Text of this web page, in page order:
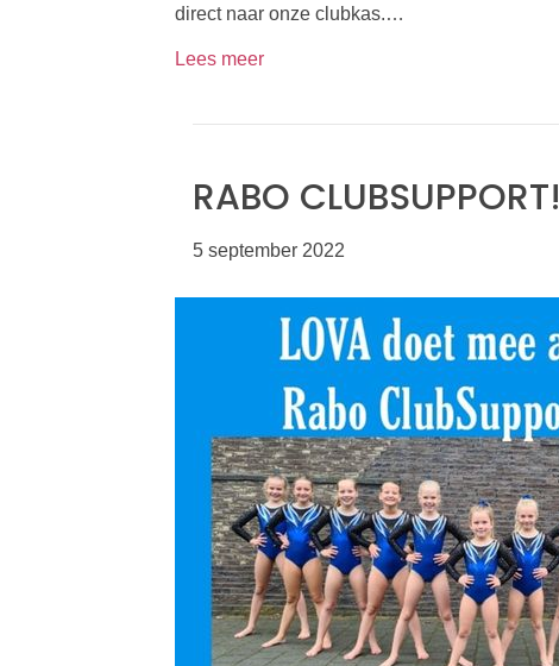
direct naar onze clubkas.…
Lees meer
RABO CLUBSUPPORT!
5 september 2022